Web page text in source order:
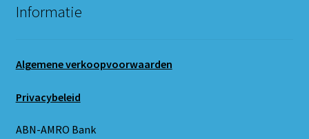
Informatie
Algemene verkoopvoorwaarden
Privacybeleid
ABN-AMRO Bank